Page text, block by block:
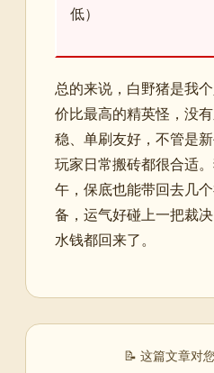
低）
总的来说，白野猪是我
价比最高的精英怪，没
稳、单刷友好，不管是
玩家日常搬砖都很合适
午，保底也能带回去几
备，运气好碰上一把裁
水钱都回来了。
📝 这篇文章对